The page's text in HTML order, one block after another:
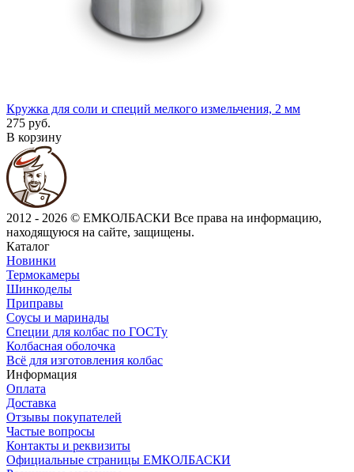
Кружка для соли и специй мелкого измельчения, 2 мм
275 руб.
В корзину
2012 - 2026 © ЕМКОЛБАСКИ Все права на информацию,
находящуюся на сайте, защищены.
Каталог
Новинки
Термокамеры
Шинкоделы
Приправы
Соусы и маринады
Специи для колбас по ГОСТу
Колбасная оболочка
Всё для изготовления колбас
Информация
Оплата
Доставка
Отзывы покупателей
Частые вопросы
Контакты и реквизиты
Официальные страницы ЕМКОЛБАСКИ